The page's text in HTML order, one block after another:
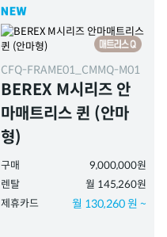
CFQ-FRAME01_CMMQ-M01
BEREX M시리즈 안
마매트리스 퀸 (안마
형)
구매
9,000,000원
렌탈
월 145,260원
제휴카드
월 130,260 원 ~